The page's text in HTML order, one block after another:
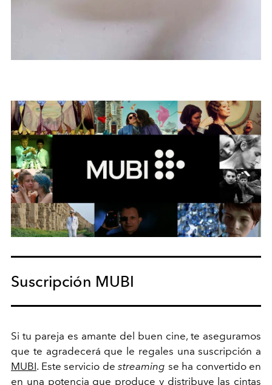
Suscripción MUBI
Si tu pareja es amante del buen cine, te aseguramos
que te agradecerá que le regales una suscripción a
MUBI. Este servicio de streaming se ha convertido en
en una potencia que produce y distribuye las cintas